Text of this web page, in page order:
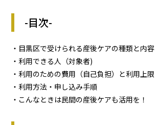
-目次-
・目黒区で受けられる産後ケアの種類と内容
・利用できる人（対象者)
・利用のための費用（自己負担）と利用上限
・利用方法・申し込み手順
・こんなときは民間の産後ケアも活用を！